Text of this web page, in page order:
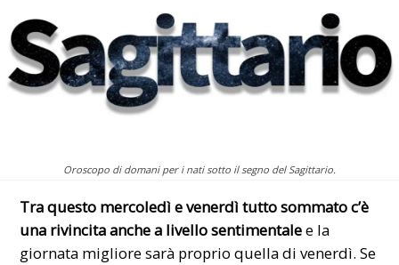
Oroscopo di domani per i nati sotto il segno del Sagittario.
Tra questo mercoledì e venerdì tutto sommato c’è
una rivincita anche a livello sentimentalee la
giornata migliore sarà proprio quella di venerdì. Se